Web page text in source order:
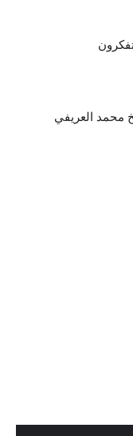
محمد العريفي